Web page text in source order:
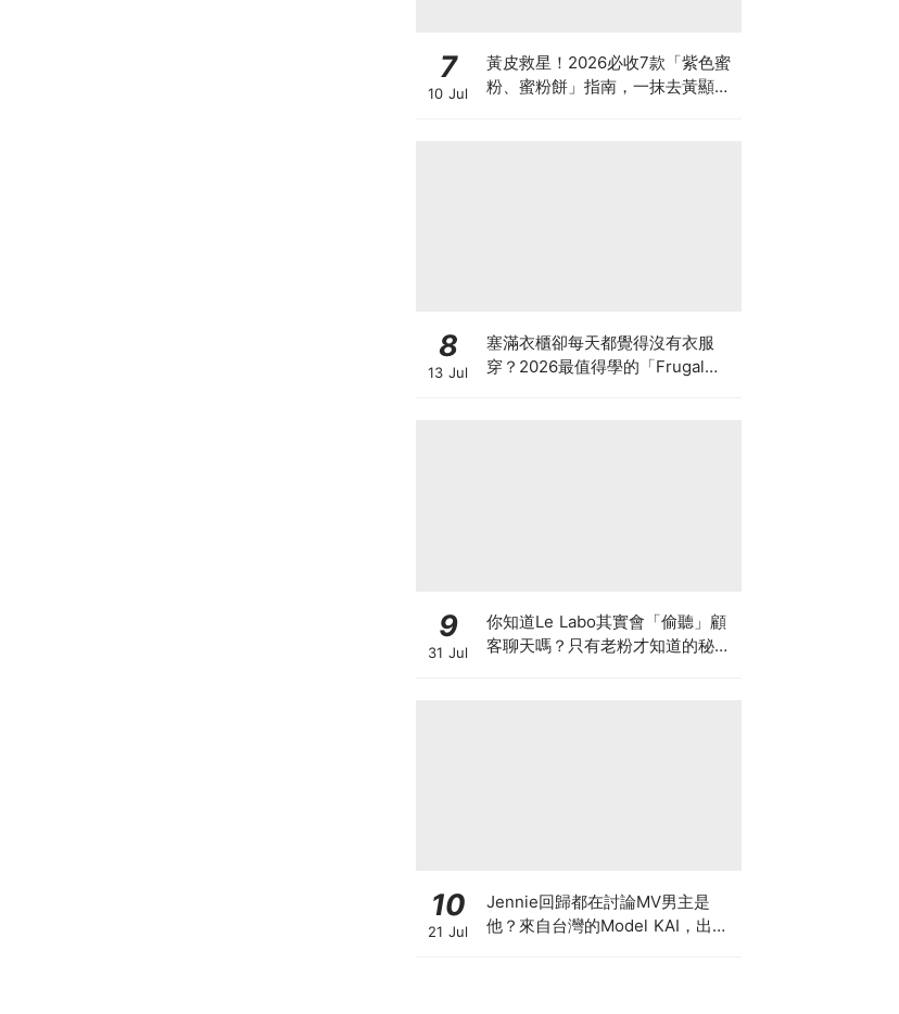
7
10 Jul
黃皮救星！2026必收7款「紫色蜜
粉、蜜粉餅」指南，一抹去黃顯
8
13 Jul
塞滿衣櫃卻每天都覺得沒有衣服
穿？2026最值得學的「Frugal
9
31 Jul
你知道Le Labo其實會「偷聽」顧
客聊天嗎？只有老粉才知道的秘密
10
21 Jul
Jennie回歸都在討論MV男主是
他？來自台灣的Model KAI，出演